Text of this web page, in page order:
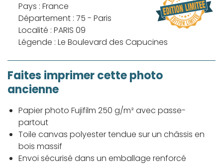
Pays : France
Département : 75 - Paris
Localité : PARIS 09
Légende : Le Boulevard des Capucines
Faites imprimer cette photo
ancienne
Papier photo Fujifilm 250 g/m² avec passe-
partout
Toile canvas polyester tendue sur un châssis en
bois massif
Envoi sécurisé dans un emballage renforcé